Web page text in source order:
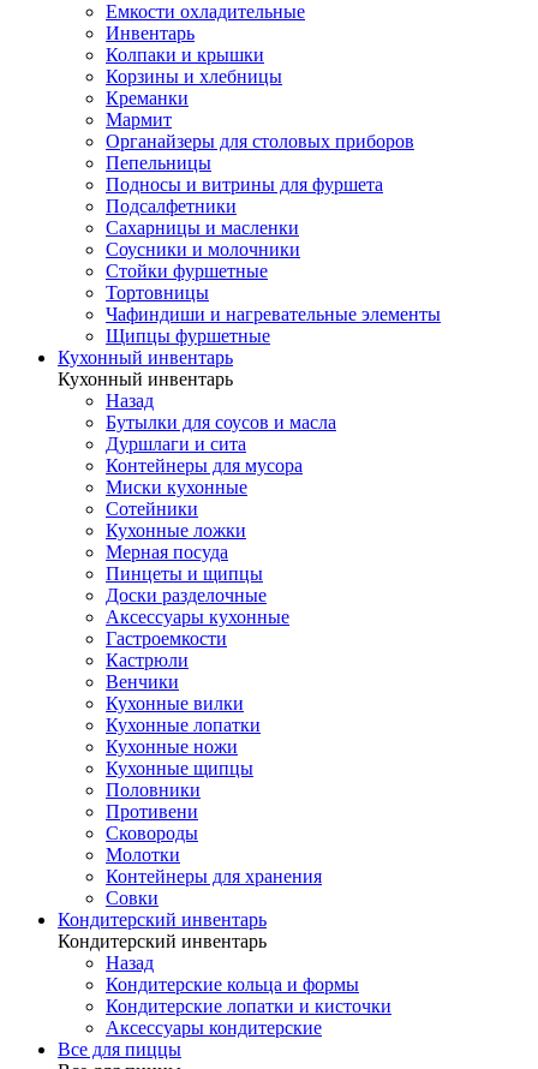
Емкости охладительные
Инвентарь
Колпаки и крышки
Корзины и хлебницы
Креманки
Мармит
Органайзеры для столовых приборов
Пепельницы
Подносы и витрины для фуршета
Подсалфетники
Сахарницы и масленки
Соусники и молочники
Стойки фуршетные
Тортовницы
Чафиндиши и нагревательные элементы
Щипцы фуршетные
Кухонный инвентарь
Кухонный инвентарь
Назад
Бутылки для соусов и масла
Дуршлаги и сита
Контейнеры для мусора
Миски кухонные
Сотейники
Кухонные ложки
Мерная посуда
Пинцеты и щипцы
Доски разделочные
Аксессуары кухонные
Гастроемкости
Кастрюли
Венчики
Кухонные вилки
Кухонные лопатки
Кухонные ножи
Кухонные щипцы
Половники
Противени
Сковороды
Молотки
Контейнеры для хранения
Совки
Кондитерский инвентарь
Кондитерский инвентарь
Назад
Кондитерские кольца и формы
Кондитерские лопатки и кисточки
Аксессуары кондитерские
Все для пиццы